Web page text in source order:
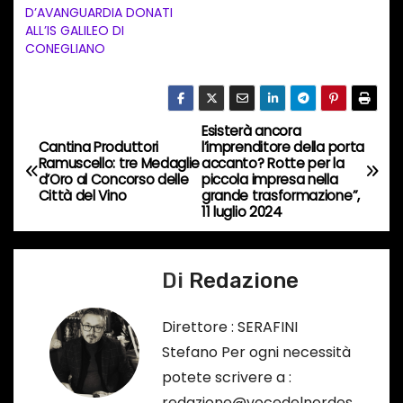
t
o
i
r
s
…
D’AVANGUARDIA DONATI
ALL’IS GALILEO DI
CONEGLIANO
N
a
i
Esisterà ancora
l’imprenditore della porta
accanto? Rotte per la
piccola impresa nella
grande trasformazione”,
11 luglio 2024
Cantina Produttori
Ramuscello: tre Medaglie
d’Oro al Concorso delle
Città del Vino
Di Redazione
Direttore : SERAFINI
Stefano Per ogni necessità
potete scrivere a :